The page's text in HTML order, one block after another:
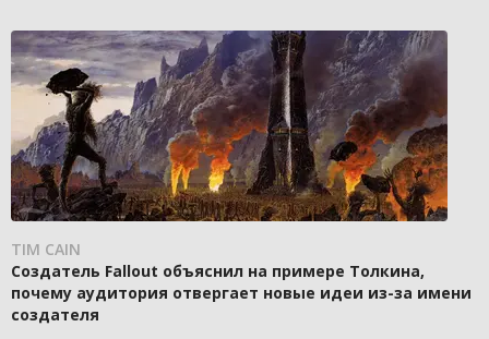
TIM CAIN
Создатель Fallout объяснил на примере Толкина,
почему аудитория отвергает новые идеи из-за имени
создателя